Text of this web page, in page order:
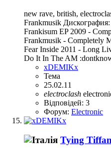
new rave, british,
Frankmusik
Frankisum EP 2009 -
Frankmusik - Completely
Fear Inside 2011 - Long
Do It In The AM
xDEMIKx
Тема
25.02.11
electroclash
Відповідей: 3
Форум: Electronic
Tying